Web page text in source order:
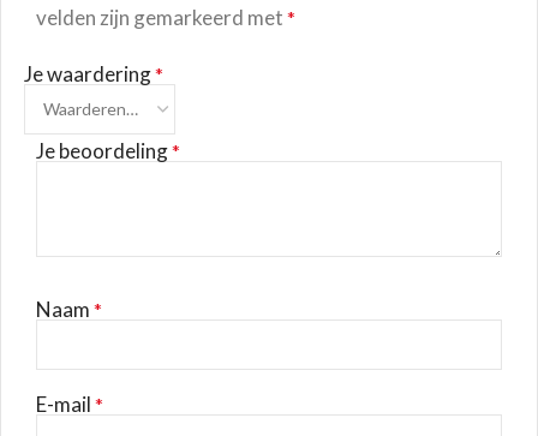
velden zijn gemarkeerd met *
Je waardering*
Je beoordeling*
Naam *
E-mail *